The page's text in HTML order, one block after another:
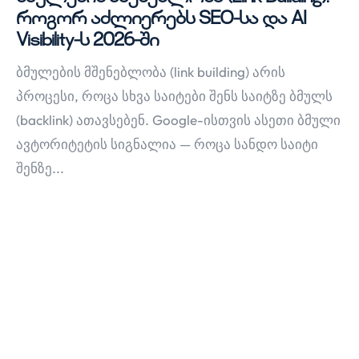
როგორ აძლიერებს SEO-სა და AI
Visibility-ს 2026-ში
ბმულების მშენებლობა (link building) არის
პროცესი, როცა სხვა საიტები შენს საიტზე ბმულს
(backlink) ათავსებენ. Google-ისთვის ასეთი ბმული
ავტორიტეტის სიგნალია — როცა სანდო საიტი
შენზე...